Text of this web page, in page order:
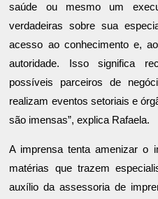
saúde ou mesmo um
verdadeiras sobre sua
acesso ao conhecimento e,
autoridade. Isso significa
possíveis parceiros de
realizam eventos setoriais e
são imensas”, explica Rafaela.
A imprensa tenta amenizar o
matérias que trazem
auxílio da assessoria de